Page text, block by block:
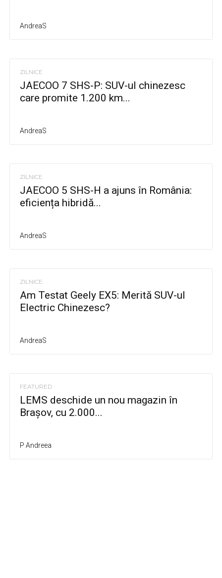
AndreaS
ZILNICE
JAECOO 7 SHS-P: SUV-ul chinezesc
care promite 1.200 km...
AndreaS
ZILNICE
JAECOO 5 SHS-H a ajuns în România:
eficiența hibridă...
AndreaS
ZILNICE
Am Testat Geely EX5: Merită SUV-ul
Electric Chinezesc?
AndreaS
FEATURED
LEMS deschide un nou magazin în
Brașov, cu 2.000...
P Andreea